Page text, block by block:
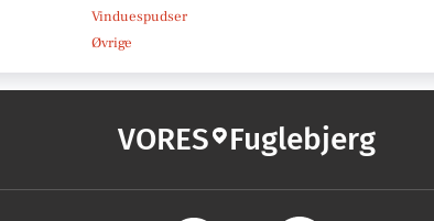
Vinduespudser
Øvrige
VORES Fuglebjerg